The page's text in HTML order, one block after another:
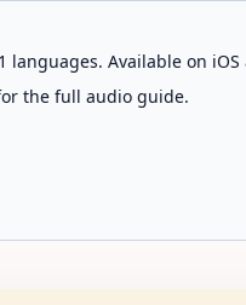
Available on
the full audio guide.